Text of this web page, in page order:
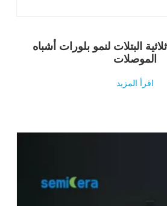
البتلات لنمو بلورات أشباه
الموصلات
اقرأ المزيد